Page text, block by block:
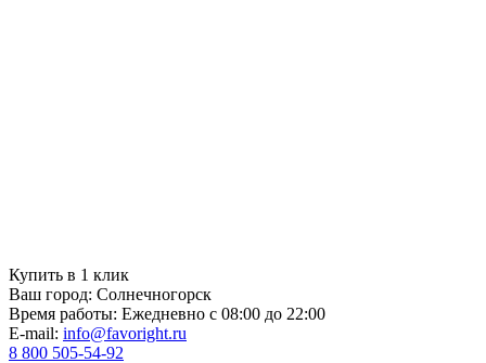
Купить в 1 клик
Ваш город: Солнечногорск
Время работы: Ежедневно с 08:00 до 22:00
E-mail: info@favoright.ru
8 800 505-54-92